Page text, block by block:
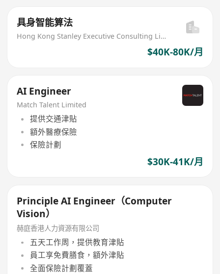
具身智能算法
Hong Kong Stanley Executive Consulting Limited
$40K-80K/月
AI Engineer
Match Talent Limited
提供交通津貼
額外醫療保險
保險計劃
$30K-41K/月
Principle AI Engineer（Computer
Vision）
赫庭香港人力資源有限公司
五天工作周，提供教育津貼
員工享免費膳食，額外津貼
全面保險計劃覆蓋